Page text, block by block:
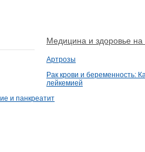
Медицина и здоровье на
Артрозы
Рак крови и беременность:
лейкемией
и панкреатит